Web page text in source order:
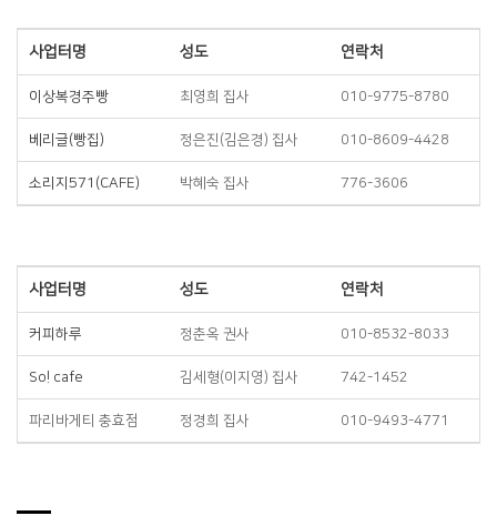
사업터명 성도 연락처
이상복경주빵 최영희 집사 010-9775-8780
베리글(빵집) 정은진(김은경) 집사 010-8609-4428
소리지571(CAFE) 박혜숙 집사 776-3606
사업터명 성도 연락처
커피하루 정춘옥 권사 010-8532-8033
So! cafe 김세형(이지영) 집사 742-1452
파리바게티 충효점 정경희 집사 010-9493-4771